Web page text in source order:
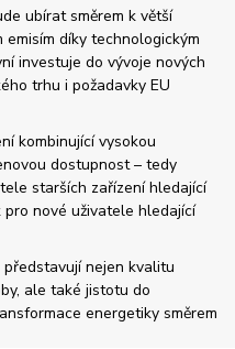
ubírat směrem k větší
díky technologickým
investuje do vývoje nových
trhu i požadavky EU
kombinující vysokou
dostupnost – tedy
starších zařízení hledající
nové uživatele hledající
nejen kvalitu
ale také jistotu do
energetiky směrem